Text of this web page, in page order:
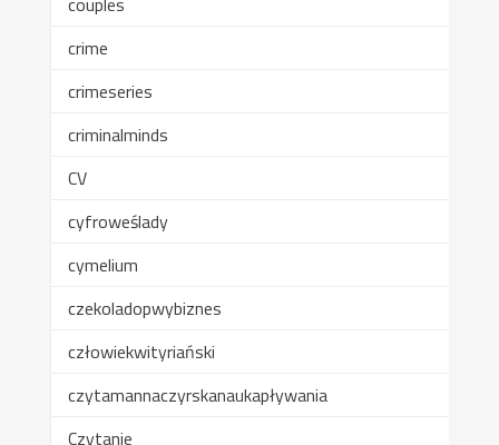
crime
crimeseries
criminalminds
CV
cyfroweślady
cymelium
czekoladopwybiznes
człowiekwityriański
czytamannaczyrskanaukapływania
Czytanie